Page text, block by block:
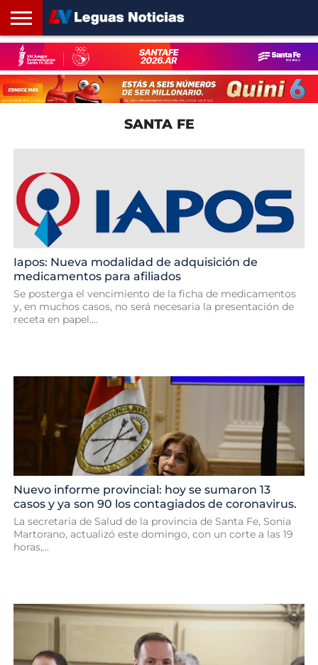
INICIO
SANTA
FE
ROSARIO24
REGIONES
ARGENTINA
OPINIÓN
CONTACTO
SANTA FE
Iapos: Nueva modalidad de adquisición de
medicamentos para afiliados
Se posterga el vencimiento de la ficha de medicamentos
y, en muchos casos, no será necesaria la presentación de
receta en papel....
Nuevo informe provincial: hoy se sumaron 13
casos y ya son 90 los contagiados de coronavirus.
La secretaria de Salud de la provincia de Santa Fe, Sonia
Martorano, actualizó este domingo, con un corte a las 19
horas,...